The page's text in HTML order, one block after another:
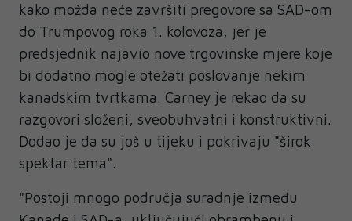
kako možda neće završiti pregovore sa SAD-om
do Trumpovog roka 1. kolovoza, jer je
predsjednik najavio nove trgovinske mjere koje
bi dodatno mogle otežati poslovanje nekim
kanadskim tvrtkama. Carney je rekao da su
razgovori složeni, sveobuhvatni i konstruktivni.
Dodao je da su još u tijeku i pokrivaju "širok
spektar tema".
"Postoji mnogo područja suradnje između